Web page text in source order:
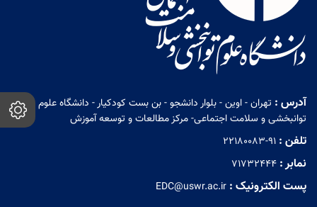
آدرس : تهران - اوین - بلوار دانشجو - بن بست کودکیار - دانشگاه علوم
توانبخشی و سلامت اجتماعی- مرکز مطالعات و توسعه آموزش
تلفن : 22180083-91
نمابر : 71732444
پست الکترونیک : EDC@uswr.ac.ir